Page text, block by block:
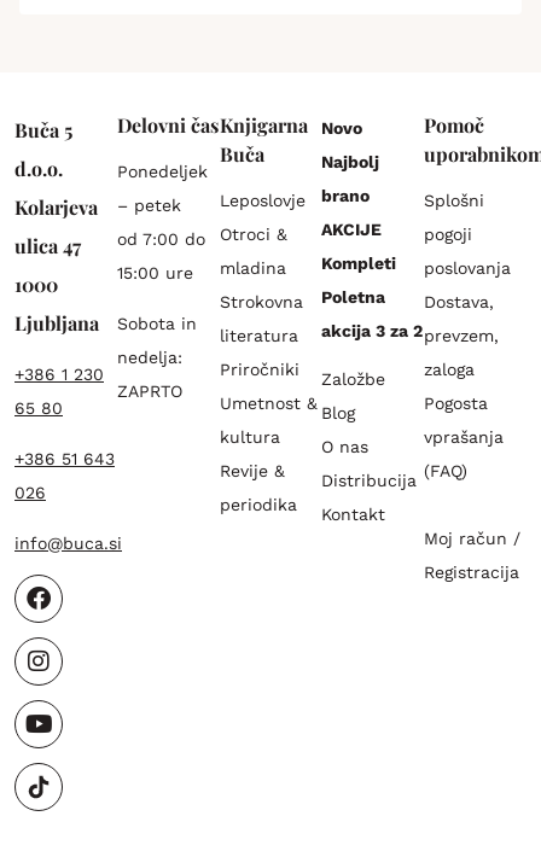
Buča 5
d.o.o.
Kolarjeva
ulica 47
1000
Ljubljana
+386 1 230
65 80
+386 51 643
026
info@buca.si
Delovni čas
Ponedeljek
– petek
od 7:00 do
15:00 ure
Sobota in
nedelja:
ZAPRTO
Knjigarna
Buča
Leposlovje
Otroci &
mladina
Strokovna
literatura
Priročniki
Umetnost &
kultura
Revije &
periodika
Novo
Najbolj
brano
AKCIJE
Kompleti
Poletna
akcija 3 za 2
Založbe
Blog
O nas
Distribucija
Kontakt
Pomoč
Splošni
pogoji
poslovanja
Dostava,
prevzem,
zaloga
Pogosta
vprašanja
(FAQ)
Moj račun /
Registracija